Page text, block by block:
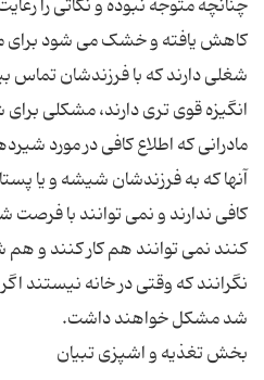
چنانچه متوجه نبوده و نکاتی را
کاهش یافته و خشک می شود برای
شغلی دارند که با فرزندشان تماس
انگیزه قوی تری دارند، مشکلی
مادرانی که اطلاع کافی در مورد
آنها که به فرزندشان شیشه و یا
کافی ندارند و نمی توانند با
کنند نمی توانند هم کار کنند و هم
نگرانند که وقتی در خانه نیستند